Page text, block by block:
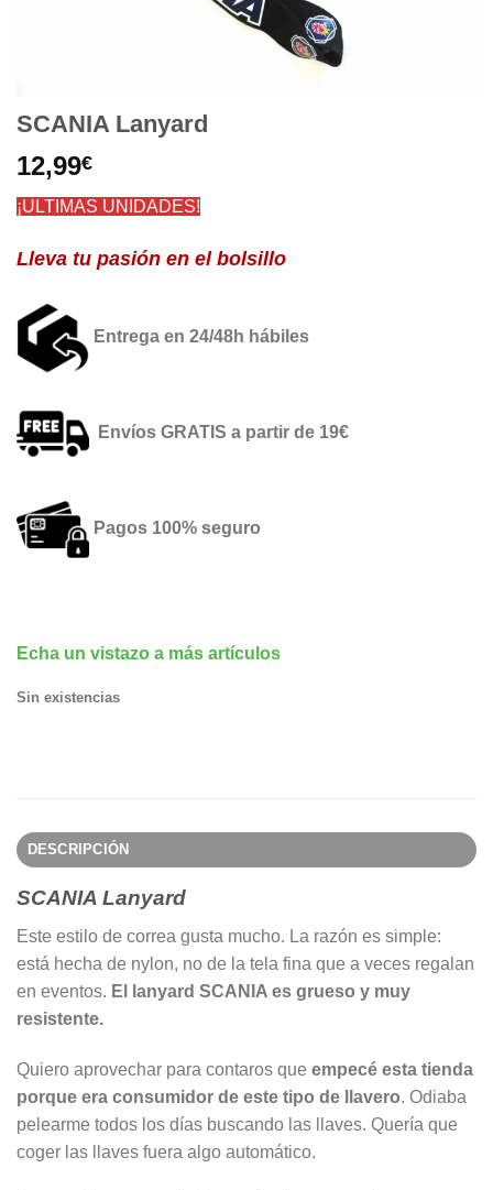
SCANIA Lanyard
12,99€
¡ULTIMAS UNIDADES!
Lleva tu pasión en el bolsillo
Entrega en 24/48h hábiles
Envíos GRATIS a partir de 19€
Pagos 100% seguro
Echa un vistazo a más artículos
Sin existencias
DESCRIPCIÓN
SCANIA Lanyard
Este estilo de correa gusta mucho. La razón es simple:
está hecha de nylon, no de la tela fina que a veces regalan
en eventos. El lanyard SCANIA es grueso y muy
resistente.
Quiero aprovechar para contaros que empecé esta tienda
porque era consumidor de este tipo de llavero. Odiaba
pelearme todos los días buscando las llaves. Quería que
coger las llaves fuera algo automático.